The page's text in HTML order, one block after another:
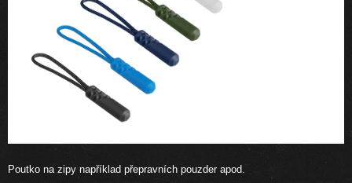
Poutko na zipy například přepravních pouzder apod.